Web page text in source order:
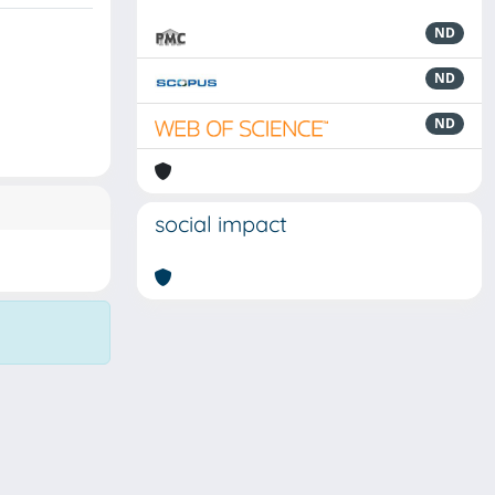
ND
ND
ND
social impact